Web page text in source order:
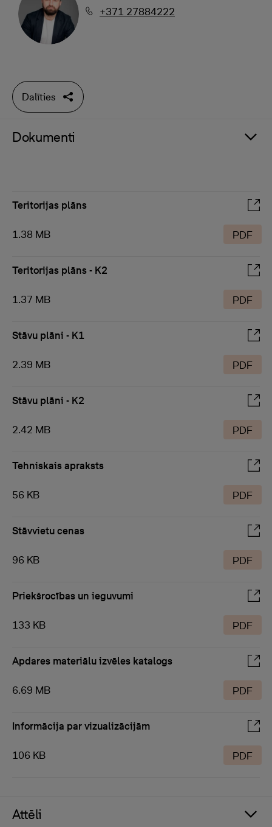
+371 27884222
Dalīties
Dokumenti
Teritorijas plāns
1.38 MB PDF
Teritorijas plāns - K2
1.37 MB PDF
Stāvu plāni - K1
2.39 MB PDF
Stāvu plāni - K2
2.42 MB PDF
Tehniskais apraksts
56 KB PDF
Stāvvietu cenas
96 KB PDF
Priekšrocības un ieguvumi
133 KB PDF
Apdares materiālu izvēles katalogs
6.69 MB PDF
Informācija par vizualizācijām
106 KB PDF
Attēli